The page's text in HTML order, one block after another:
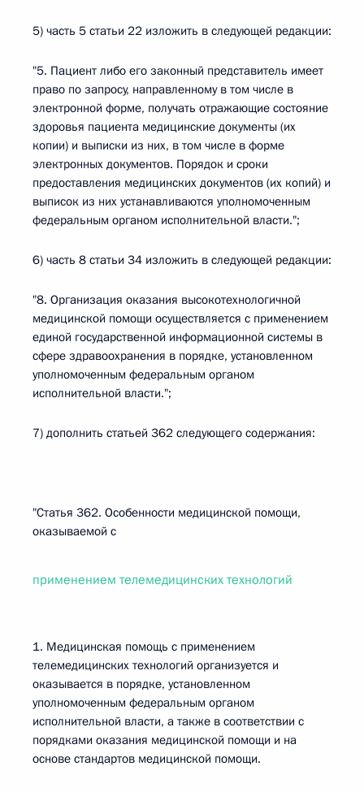
5) часть 5 статьи 22 изложить в следующей редакции:
"5. Пациент либо его законный представитель имеет
право по запросу, направленному в том числе в
электронной форме, получать отражающие состояние
здоровья пациента медицинские документы (их
копии) и выписки из них, в том числе в форме
электронных документов. Порядок и сроки
предоставления медицинских документов (их копий) и
выписок из них устанавливаются уполномоченным
федеральным органом исполнительной власти.";
6) часть 8 статьи 34 изложить в следующей редакции:
"8. Организация оказания высокотехнологичной
медицинской помощи осуществляется с применением
единой государственной информационной системы в
сфере здравоохранения в порядке, установленном
уполномоченным федеральным органом
исполнительной власти.";
7) дополнить статьей 362 следующего содержания:
"Статья 362. Особенности медицинской помощи,
оказываемой с
применением телемедицинских технологий
1. Медицинская помощь с применением
телемедицинских технологий организуется и
оказывается в порядке, установленном
уполномоченным федеральным органом
исполнительной власти, а также в соответствии с
порядками оказания медицинской помощи и на
основе стандартов медицинской помощи.